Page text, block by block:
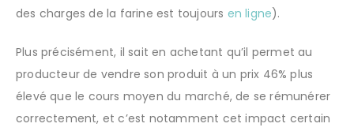
des charges de la farine est toujours en ligne).
Plus précisément, il sait en achetant qu’il permet au
producteur de vendre son produit à un prix 46% plus
élevé que le cours moyen du marché, de se rémunérer
correctement, et c’est notamment cet impact certain